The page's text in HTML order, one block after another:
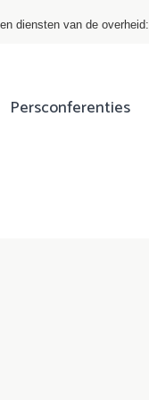
diensten van de overheid:
Persconferenties